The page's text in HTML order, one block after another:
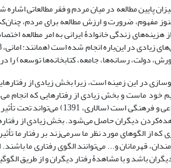
پایین مطالعه در میان مردم و فقر مطالعاتی
انگیزۀ مطالعاتی است (رحمانی، 1384). در کشور ما هنوز مفهوم، ضرورت و
دولت، رسانه‌ها، جامعه، کتابخانه‌ها توسعه)
در این زمینه است، زیرا بخش زیادی از
خود ماست و بخش زیادی از رفتارهایی که انجام
الگوگیری از دیگران است (بندورا، 1996). با توجه به
دیگران حاصل می‌شود. بخش زیادی از
از الگوهای مورد نظر ما سرمی‌زند بر رفتار ما
قهرمانان و... می‌توانند الگوی رفتاری ما
باشد و با مشاهدۀ رفتار دیگران و از طریق